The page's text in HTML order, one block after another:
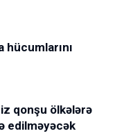
hücumlarını
qonşu ölkələrə
edilməyəcək